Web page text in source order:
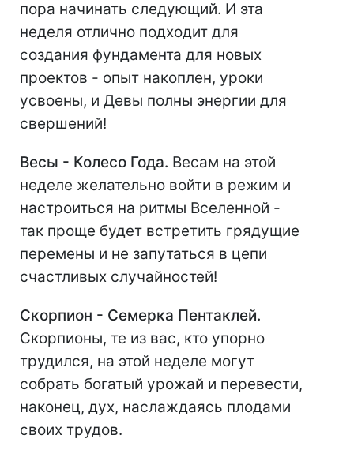
пора начинать следующий. И эта
неделя отлично подходит для
создания фундамента для новых
проектов - опыт накоплен, уроки
усвоены, и Девы полны энергии для
свершений!
Весы - Колесо Года. Весам на этой
неделе желательно войти в режим и
настроиться на ритмы Вселенной -
так проще будет встретить грядущие
перемены и не запутаться в цепи
счастливых случайностей!
Скорпион - Семерка Пентаклей.
Скорпионы, те из вас, кто упорно
трудился, на этой неделе могут
собрать богатый урожай и перевести,
наконец, дух, наслаждаясь плодами
своих трудов.